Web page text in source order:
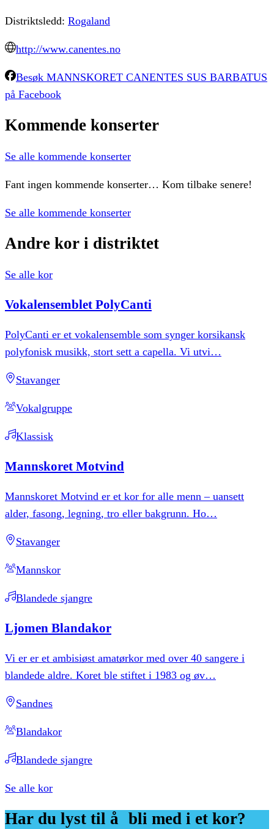
Distriktsledd: Rogaland
http://www.canentes.no
Besøk MANNSKORET CANENTES SUS BARBATUS
på Facebook
Kommende konserter
Se alle kommende konserter
Fant ingen kommende konserter… Kom tilbake senere!
Se alle kommende konserter
Andre kor i distriktet
Se alle kor
Vokalensemblet PolyCanti
PolyCanti er et vokalensemble som synger korsikansk
polyfonisk musikk, stort sett a capella. Vi utvi…
Stavanger
Vokalgruppe
Klassisk
Mannskoret Motvind
Mannskoret Motvind er et kor for alle menn – uansett
alder, fasong, legning, tro eller bakgrunn. Ho…
Stavanger
Mannskor
Blandede sjangre
Ljomen Blandakor
Vi er er et ambisiøst amatørkor med over 40 sangere i
blandede aldre. Koret ble stiftet i 1983 og øv…
Sandnes
Blandakor
Blandede sjangre
Se alle kor
Har du lyst til å bli med i et kor?